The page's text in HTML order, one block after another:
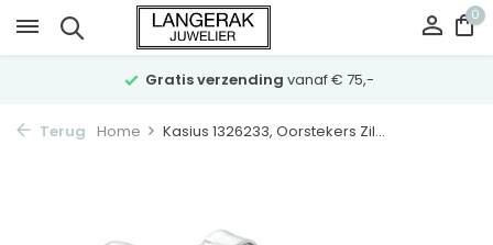
0
Gratis verzending vanaf € 75,-
Terug Home Kasius 1326233, Oorstekers Zil...